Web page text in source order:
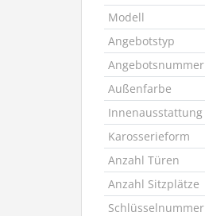
Modell
Angebotstyp
Angebotsnummer
Außenfarbe
Innenausstattung
Karosserieform
Anzahl Türen
Anzahl Sitzplätze
Schlüsselnummer